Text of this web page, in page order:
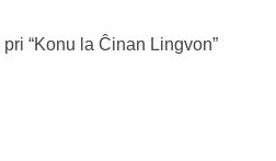
“Konu la Ĉinan Lingvon”